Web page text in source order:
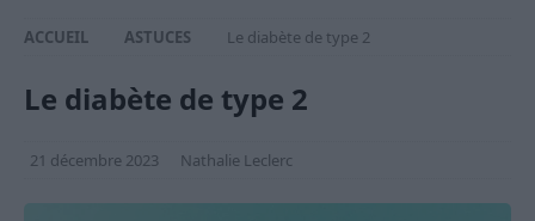
ACCUEIL ASTUCES Le diabète de type 2
Le diabète de type 2
21 décembre 2023 Nathalie Leclerc